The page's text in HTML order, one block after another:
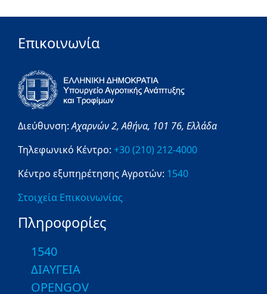
Επικοινωνία
Διεύθυνση:Αχαρνών 2,Αθήνα, 101 76, Ελλάδα
Τηλεφωνικό Κέντρο: +30 (210) 212-4000
Κέντρο εξυπηρέτησης Αγροτών: 1540
Στοιχεία Επικοινωνίας
Πληροφορίες
1540
ΔΙΑΥΓΕΙΑ
OPENGOV